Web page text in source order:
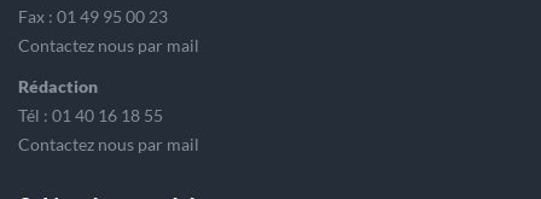
Fax : 01 49 95 00 23
Contactez nous par mail
Rédaction
Tél : 01 40 16 18 55
Contactez nous par mail